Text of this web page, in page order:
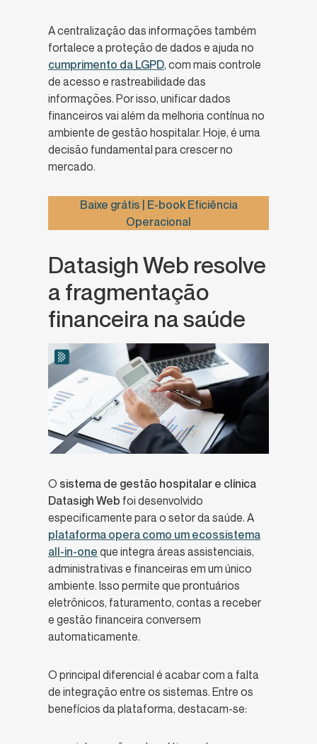
A centralização das informações também
fortalece a proteção de dados e ajuda no
cumprimento da LGPD, com mais controle
de acesso e rastreabilidade das
informações. Por isso, unificar dados
financeiros vai além da melhoria contínua no
ambiente de gestão hospitalar. Hoje, é uma
decisão fundamental para crescer no
mercado.
Baixe grátis | E-book Eficiência
Operacional
Datasigh Web resolve
a fragmentação
financeira na saúde
O sistema de gestão hospitalar e clínica
Datasigh Web foi desenvolvido
especificamente para o setor da saúde. A
plataforma opera como um ecossistema
all-in-one que integra áreas assistenciais,
administrativas e financeiras em um único
ambiente. Isso permite que prontuários
eletrônicos, faturamento, contas a receber
e gestão financeira conversem
automaticamente.
O principal diferencial é acabar com a falta
de integração entre os sistemas. Entre os
benefícios da plataforma, destacam-se: